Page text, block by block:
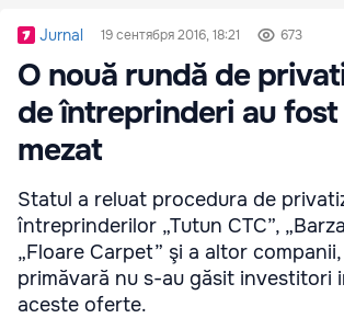
Jurnal 19 сентября 2016, 18:21 673
O nouă rundă de
de întreprinderi au fost
mezat
Statul a reluat procedura de
întreprinderilor „Tutun CTC”,
„Floare Carpet” şi a altor
primăvară nu s-au găsit investitori
aceste oferte.